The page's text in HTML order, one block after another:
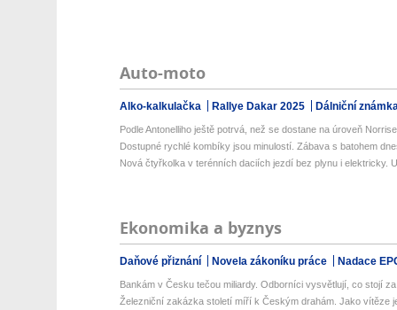
Auto-moto
Alko-kalkulačka Rallye Dakar 2025 Dálniční
Podle Antonelliho ještě potrvá, než se dostane na úroveň
Dostupné rychlé kombíky jsou minulostí. Zábava s batohem
Nová čtyřkolka v terénních daciích jezdí bez plynu i elektricky.
Ekonomika a byznys
Daňové přiznání Novela zákoníku práce Nadace
Bankám v Česku tečou miliardy. Odborníci vysvětlují, co stojí za
Železniční zakázka století míří k Českým drahám. Jako vítěze